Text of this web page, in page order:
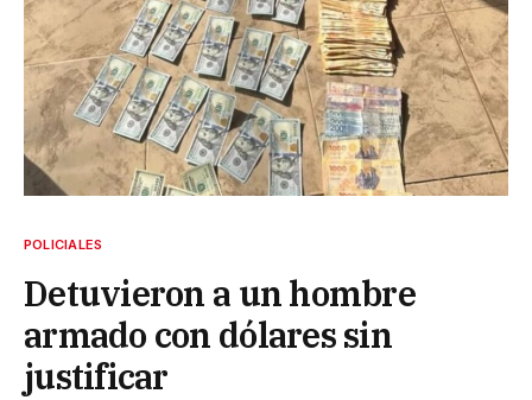
POLICIALES
Detuvieron a un hombre
armado con dólares sin
justificar